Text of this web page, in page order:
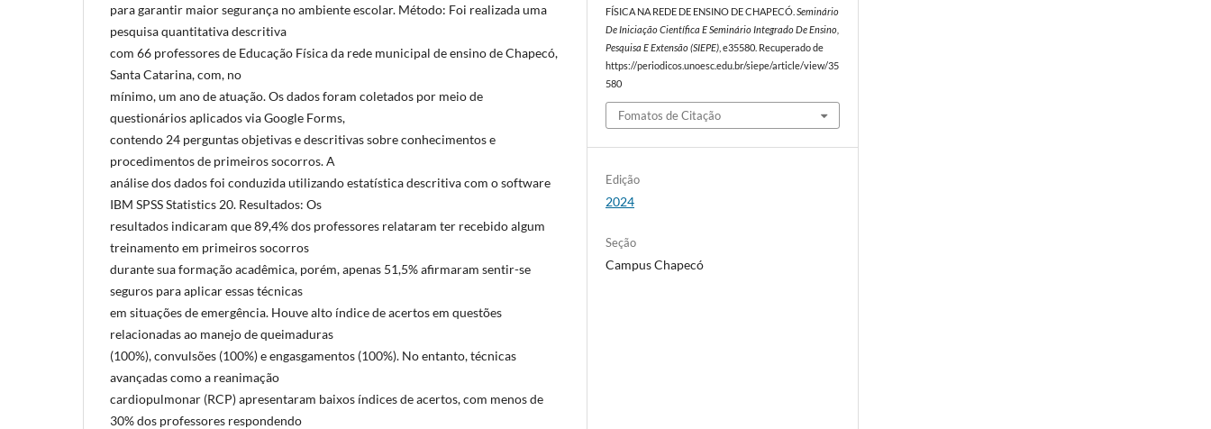
para garantir maior segurança no ambiente escolar. Método: Foi realizada uma
pesquisa quantitativa descritiva
com 66 professores de Educação Física da rede municipal de ensino de Chapecó,
Santa Catarina, com, no
mínimo, um ano de atuação. Os dados foram coletados por meio de
questionários aplicados via Google Forms,
contendo 24 perguntas objetivas e descritivas sobre conhecimentos e
procedimentos de primeiros socorros. A
análise dos dados foi conduzida utilizando estatística descritiva com o software
IBM SPSS Statistics 20. Resultados: Os
resultados indicaram que 89,4% dos professores relataram ter recebido algum
treinamento em primeiros socorros
durante sua formação acadêmica, porém, apenas 51,5% afirmaram sentir-se
seguros para aplicar essas técnicas
em situações de emergência. Houve alto índice de acertos em questões
relacionadas ao manejo de queimaduras
(100%), convulsões (100%) e engasgamentos (100%). No entanto, técnicas
avançadas como a reanimação
cardiopulmonar (RCP) apresentaram baixos índices de acertos, com menos de
30% dos professores respondendo
FÍSICA NA REDE DE ENSINO DE CHAPECÓ.Seminário
De Iniciação Científica E Seminário Integrado De Ensino,
Pesquisa E Extensão (SIEPE) , e35580. Recuperado de
https://periodicos.unoesc.edu.br/siepe/article/view/35
580
Fomatos de Citação
Edição
2024
Seção
Campus Chapecó